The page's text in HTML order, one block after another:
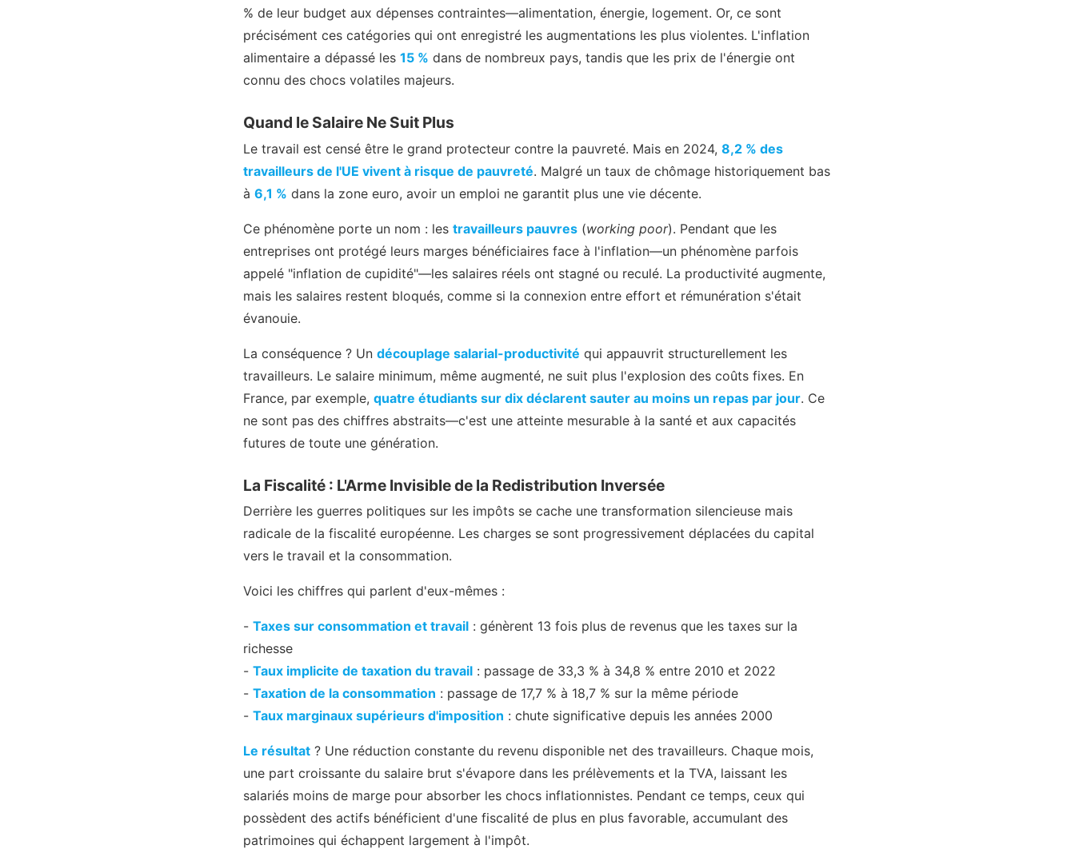
% de leur budget aux dépenses contraintes—alimentation, énergie, logement. Or, ce sont
précisément ces catégories qui ont enregistré les augmentations les plus violentes. L'inflation
alimentaire a dépassé les 15 % dans de nombreux pays, tandis que les prix de l'énergie ont
connu des chocs volatiles majeurs.
Quand le Salaire Ne Suit Plus
Le travail est censé être le grand protecteur contre la pauvreté. Mais en 2024, 8,2 % des
travailleurs de l'UE vivent à risque de pauvreté. Malgré un taux de chômage historiquement bas
à 6,1 % dans la zone euro, avoir un emploi ne garantit plus une vie décente.
Ce phénomène porte un nom : les travailleurs pauvres (working poor). Pendant que les
entreprises ont protégé leurs marges bénéficiaires face à l'inflation—un phénomène parfois
appelé "inflation de cupidité"—les salaires réels ont stagné ou reculé. La productivité augmente,
mais les salaires restent bloqués, comme si la connexion entre effort et rémunération s'était
évanouie.
La conséquence ? Un découplage salarial-productivité qui appauvrit structurellement les
travailleurs. Le salaire minimum, même augmenté, ne suit plus l'explosion des coûts fixes. En
France, par exemple, quatre étudiants sur dix déclarent sauter au moins un repas par jour. Ce
ne sont pas des chiffres abstraits—c'est une atteinte mesurable à la santé et aux capacités
futures de toute une génération.
La Fiscalité : L'Arme Invisible de la Redistribution Inversée
Derrière les guerres politiques sur les impôts se cache une transformation silencieuse mais
radicale de la fiscalité européenne. Les charges se sont progressivement déplacées du capital
vers le travail et la consommation.
Voici les chiffres qui parlent d'eux-mêmes :
- Taxes sur consommation et travail : génèrent 13 fois plus de revenus que les taxes sur la
richesse
- Taux implicite de taxation du travail : passage de 33,3 % à 34,8 % entre 2010 et 2022
- Taxation de la consommation : passage de 17,7 % à 18,7 % sur la même période
- Taux marginaux supérieurs d'imposition : chute significative depuis les années 2000
Le résultat ? Une réduction constante du revenu disponible net des travailleurs. Chaque mois,
une part croissante du salaire brut s'évapore dans les prélèvements et la TVA, laissant les
salariés moins de marge pour absorber les chocs inflationnistes. Pendant ce temps, ceux qui
possèdent des actifs bénéficient d'une fiscalité de plus en plus favorable, accumulant des
patrimoines qui échappent largement à l'impôt.